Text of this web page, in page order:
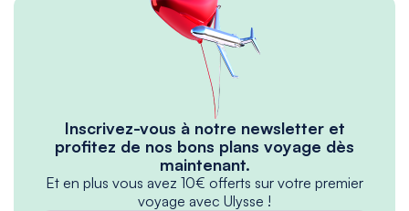
Inscrivez-vous à notre newsletter et
profitez de nos bons plans voyage dès
maintenant.
Et en plus vous avez 10€ offerts sur votre premier
voyage avec Ulysse !